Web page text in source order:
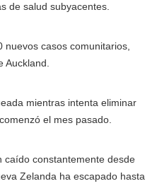
de salud subyacentes.
casos comunitarios,
mientras intenta eliminar
el mes pasado.
caído constantemente desde
Zelanda ha escapado hasta